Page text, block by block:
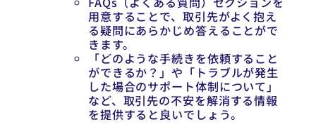
用意することで、取引先がよく抱え
る疑問にあらかじめ答えることがで
きます。
「どのような手続きを依頼すること
ができるか？」や「トラブルが発生
した場合のサポート体制について」
など、取引先の不安を解消する情報
を提供すると良いでしょう。